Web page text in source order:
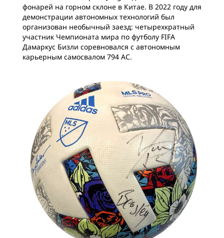
фонарей на горном склоне в Китае. В 2022 году для
демонстрации автономных технологий был
организован необычный заезд: четырехкратный
участник Чемпионата мира по футболу FIFA
Дамаркус Бизли соревновался с автономным
карьерным самосвалом 794 AC.